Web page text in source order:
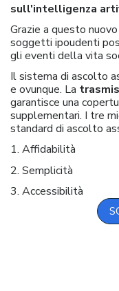
sull'intelligenza
Grazie a questo
soggetti ipoudenti
gli eventi della vita
Il sistema di ascolto
e ovunque. La
garantisce una
supplementari. I tre
standard di ascolto
1. Affidabilità
2. Semplicità
3. Accessibilità